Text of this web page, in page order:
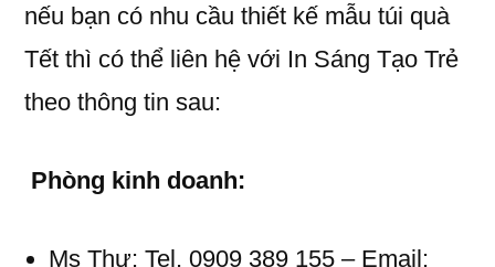
nếu bạn có nhu cầu thiết kế mẫu túi quà
Tết thì có thể liên hệ với In Sáng Tạo Trẻ
theo thông tin sau:
Phòng kinh doanh:
Ms Thư: Tel. 0909 389 155 – Email: